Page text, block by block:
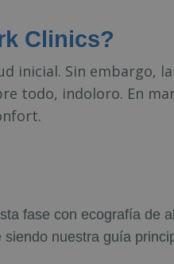
Clinics?
inicial. Sin embargo, la
todo, indoloro. En
fase con ecografía de
nuestra guía